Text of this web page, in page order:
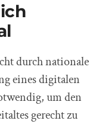
durch nationale
eines digitalen
um den
gerecht zu